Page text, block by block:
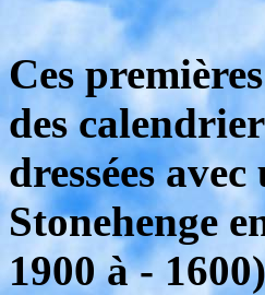
Ces
des
dressées
Stonehenge
1900 à -